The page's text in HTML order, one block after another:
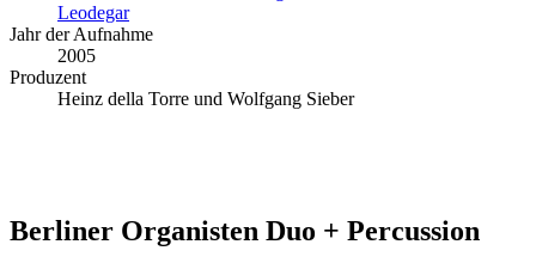
Leodegar
Jahr der Aufnahme
2005
Produzent
Heinz della Torre und Wolfgang Sieber
Berliner Organisten Duo + Percussion